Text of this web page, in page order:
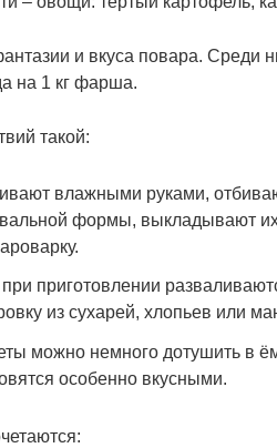
и вкуса повара. Среди
на 1 кг фарша.
такой:
влажными руками,
формы, выкладывают их
приготовлении
из сухарей, хлопьев или
можно немного дотушить в
особенно вкусными.
: